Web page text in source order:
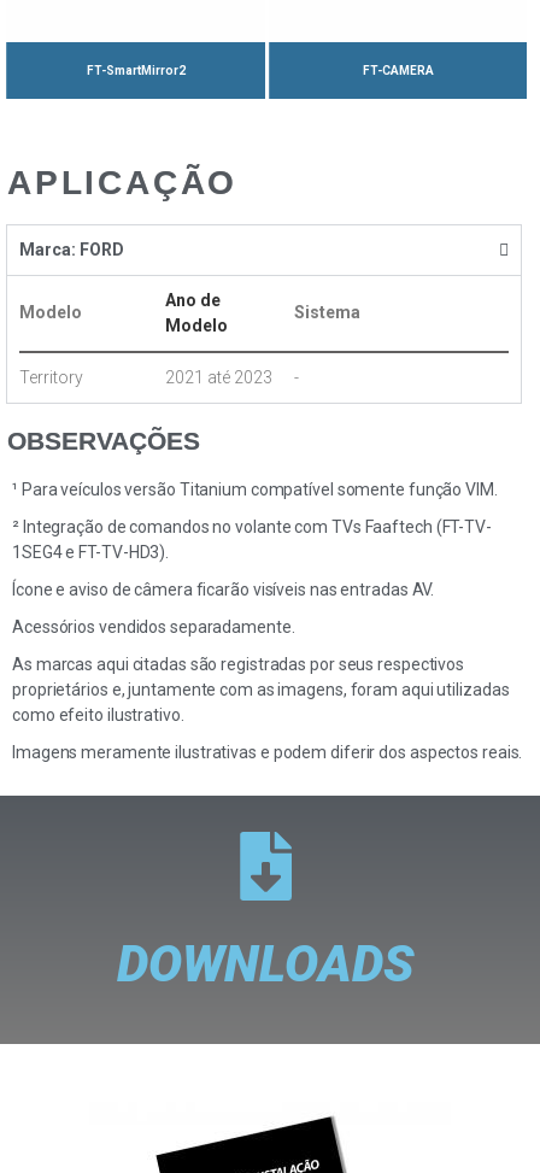
FT-SmartMirror2 FT-CAMERA
APLICAÇÃO
Marca: FORD
Modelo
Ano de
Modelo
Sistema
Territory 2021 até 2023 -
OBSERVAÇÕES
¹ Para veículos versão Titanium compatível somente função VIM.
² Integração de comandos no volante com TVs Faaftech (FT-TV-
1SEG4 e FT-TV-HD3).
Ícone e aviso de câmera ficarão visíveis nas entradas AV.
Acessórios vendidos separadamente.
As marcas aqui citadas são registradas por seus respectivos
proprietários e, juntamente com as imagens, foram aqui utilizadas
como efeito ilustrativo.
Imagens meramente ilustrativas e podem diferir dos aspectos reais.
DOWNLOADS